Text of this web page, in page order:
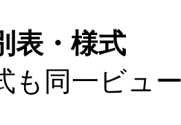
表・様式
も同一ビュ